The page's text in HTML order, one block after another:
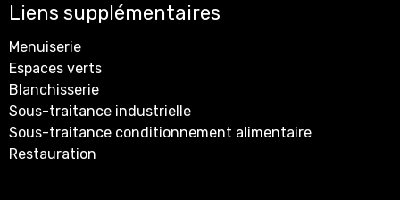
Liens supplémentaires
Menuiserie
Espaces verts
Blanchisserie
Sous-traitance industrielle
Sous-traitance conditionnement alimentaire
Restauration